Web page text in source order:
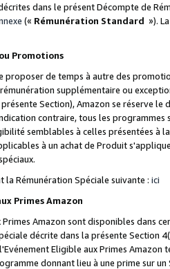
dans le présent Décompte de
(« Rémunération Standard »).
Promotions
proposer de temps à autre des
supplémentaire ou
Section), Amazon se réserve
contraire, tous les
semblables à celles présentées à
à un achat de Produit
Rémunération Spéciale suivante : ici
Primes Amazon
Primes Amazon sont disponibles dans
décrite dans la présente Section
Eligible aux Primes Amazon
donnant lieu à une prime sur